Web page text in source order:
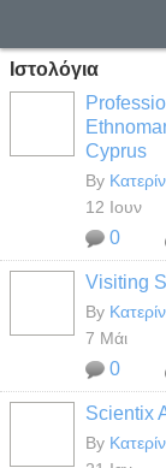
Ιστολόγια
Cyprus
By
12 Ιουν
0
Visiting
By
7 Μάι
0
Scientix
By